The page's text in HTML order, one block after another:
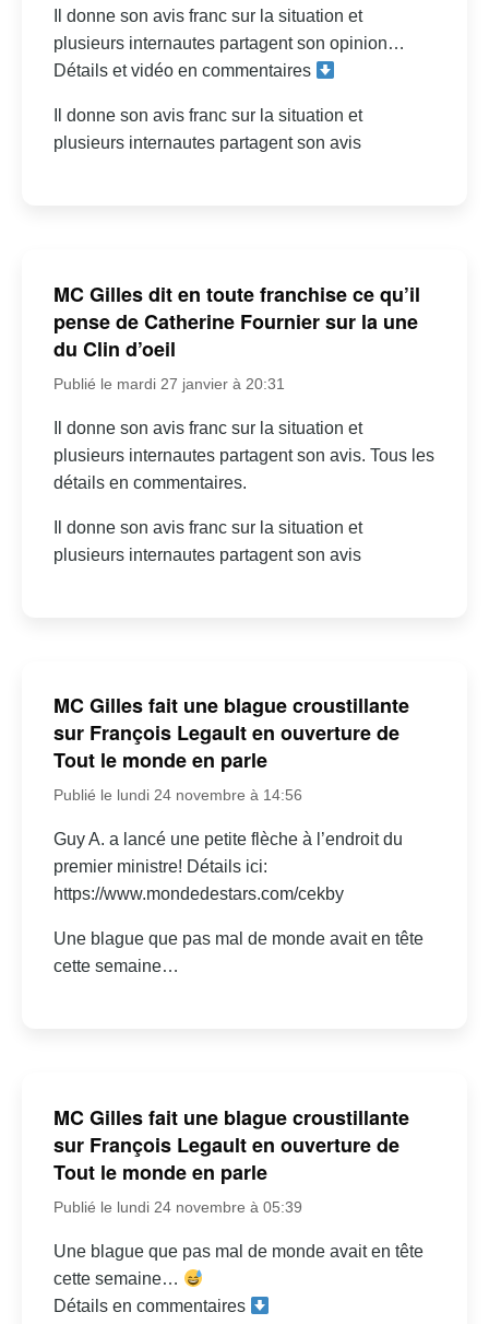
Il donne son avis franc sur la situation et
plusieurs internautes partagent son opinion…
Détails et vidéo en commentaires
Il donne son avis franc sur la situation et
plusieurs internautes partagent son avis
MC Gilles dit en toute franchise ce qu’il
pense de Catherine Fournier sur la une
du Clin d’oeil
Publié le mardi 27 janvier à 20:31
Il donne son avis franc sur la situation et
plusieurs internautes partagent son avis. Tous les
détails en commentaires.
Il donne son avis franc sur la situation et
plusieurs internautes partagent son avis
MC Gilles fait une blague croustillante
sur François Legault en ouverture de
Tout le monde en parle
Publié le lundi 24 novembre à 14:56
Guy A. a lancé une petite flèche à l’endroit du
premier ministre! Détails ici:
https://www.mondedestars.com/cekby
Une blague que pas mal de monde avait en tête
cette semaine…
MC Gilles fait une blague croustillante
sur François Legault en ouverture de
Tout le monde en parle
Publié le lundi 24 novembre à 05:39
Une blague que pas mal de monde avait en tête
cette semaine…
Détails en commentaires